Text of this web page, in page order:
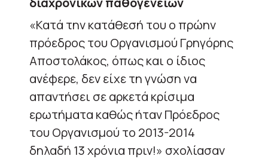
«Κατά την κατάθεσή του ο πρώην
πρόεδρος του Οργανισμού Γρηγόρης
Αποστολάκος, όπως και ο ίδιος
ανέφερε, δεν είχε τη γνώση να
απαντήσει σε αρκετά κρίσιμα
ερωτήματα καθώς ήταν Πρόεδρος
του Οργανισμού το 2013-2014
δηλαδή 13 χρόνια πριν!» σχολίασαν